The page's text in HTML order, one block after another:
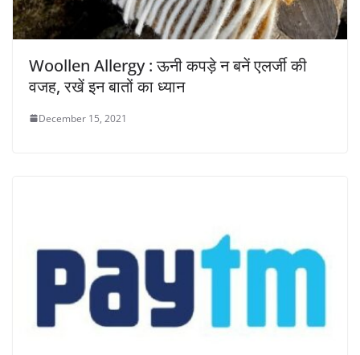
Woollen Allergy : ऊनी कपड़े न बनें एलर्जी की
वजह, रखें इन बातों का ध्यान
December 15, 2021